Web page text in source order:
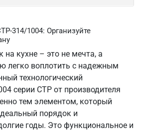
314/1004: Организуйте
кухне – это не мечта, а
легко воплотить с надежным
технологический
серии СТР от производителя
тем элементом, который
порядок и
годы. Это функциональное и